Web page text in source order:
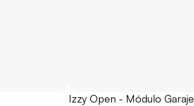
Izzy Open - Módulo Garaje